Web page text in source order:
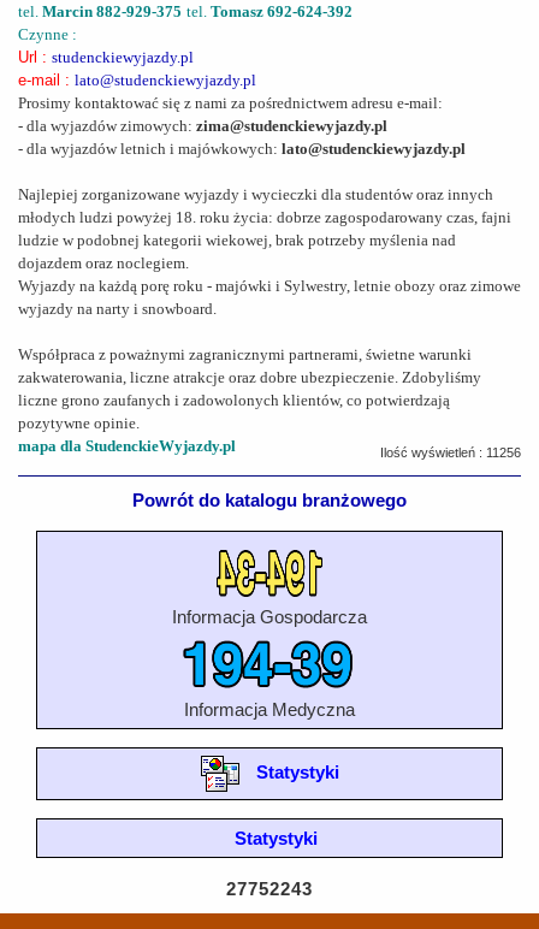
tel. Marcin 882-929-375 tel. Tomasz 692-624-392
Czynne :
Url : studenckiewyjazdy.pl
e-mail : lato@studenckiewyjazdy.pl
Prosimy kontaktować się z nami za pośrednictwem adresu e-mail:
- dla wyjazdów zimowych: zima@studenckiewyjazdy.pl
- dla wyjazdów letnich i majówkowych: lato@studenckiewyjazdy.pl
Najlepiej zorganizowane wyjazdy i wycieczki dla studentów oraz innych
młodych ludzi powyżej 18. roku życia: dobrze zagospodarowany czas, fajni
ludzie w podobnej kategorii wiekowej, brak potrzeby myślenia nad
dojazdem oraz noclegiem.
Wyjazdy na każdą porę roku - majówki i Sylwestry, letnie obozy oraz zimowe
wyjazdy na narty i snowboard.
Współpraca z poważnymi zagranicznymi partnerami, świetne warunki
zakwaterowania, liczne atrakcje oraz dobre ubezpieczenie. Zdobyliśmy
liczne grono zaufanych i zadowolonych klientów, co potwierdzają
pozytywne opinie.
mapa dla StudenckieWyjazdy.pl
Ilość wyświetleń : 11256
Powrót do katalogu branżowego
Informacja Gospodarcza
Informacja Medyczna
Statystyki
Statystyki
27752243